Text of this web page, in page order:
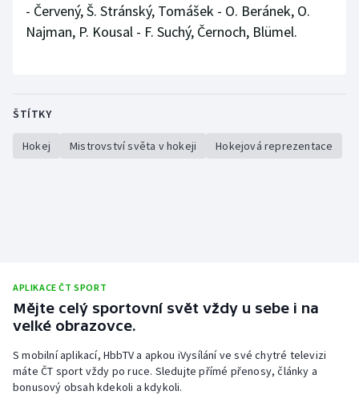
- Červený, Š. Stránský, Tomášek - O. Beránek, O.
Najman, P. Kousal - F. Suchý, Černoch, Blümel.
ŠTÍTKY
Hokej Mistrovství světa v hokeji Hokejová reprezentace
APLIKACE ČT SPORT
Mějte celý sportovní svět vždy u sebe i na
velké obrazovce.
S mobilní aplikací, HbbTV a apkou iVysílání ve své chytré televizi
máte ČT sport vždy po ruce. Sledujte přímé přenosy, články a
bonusový obsah kdekoli a kdykoli.